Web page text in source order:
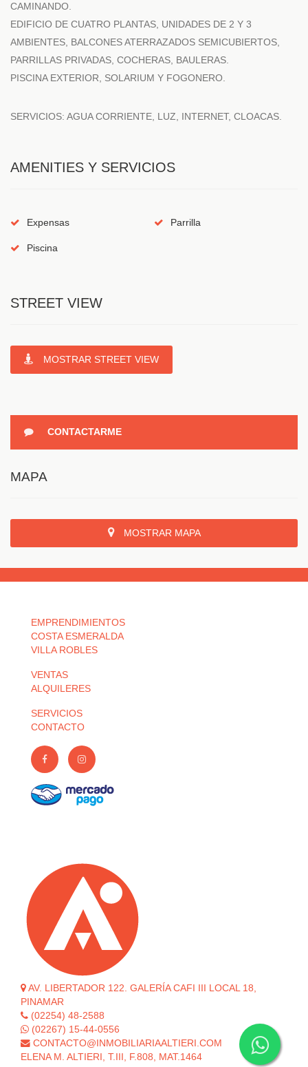
CAMINANDO.
EDIFICIO DE CUATRO PLANTAS, UNIDADES DE 2 Y 3
AMBIENTES, BALCONES ATERRAZADOS SEMICUBIERTOS,
PARRILLAS PRIVADAS, COCHERAS, BAULERAS.
PISCINA EXTERIOR, SOLARIUM Y FOGONERO.
SERVICIOS: AGUA CORRIENTE, LUZ, INTERNET, CLOACAS.
AMENITIES Y SERVICIOS
Expensas Parrilla
Piscina
STREET VIEW
MOSTRAR STREET VIEW
CONTACTARME
MAPA
MOSTRAR MAPA
EMPRENDIMIENTOS
COSTA ESMERALDA
VILLA ROBLES
VENTAS
ALQUILERES
SERVICIOS
CONTACTO
AV. LIBERTADOR 122. GALERÍA CAFI III LOCAL 18,
PINAMAR
(02254) 48-2588
(02267) 15-44-0556
CONTACTO@INMOBILIARIAALTIERI.COM
ELENA M. ALTIERI, T.III, F.808, MAT.1464